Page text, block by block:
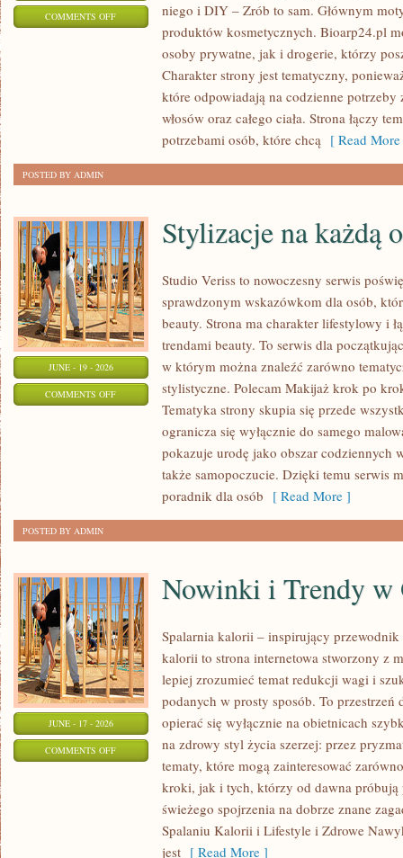
COMMENTS OFFON
niego i DIY – Zrób to sam. Głównym
produktów kosmetycznych. Bioarp24.pl
osoby prywatne, jak i drogerie, którzy
Charakter strony jest tematyczny,
które odpowiadają na codzienne potrzeby
włosów oraz całego ciała. Strona łączy
potrzebami osób, które chcą [ Read
POSTED BY ADMIN
JUNE - 19 - 2026
COMMENTS OFFON
STYLIZACJE
Stylizacje na każdą
Studio Veriss to nowoczesny serwis
sprawdzonym wskazówkom dla osób,
beauty. Strona ma charakter lifestylowy i
trendami beauty. To serwis dla
w którym można znaleźć zarówno
stylistyczne. Polecam Makijaż krok po
Tematyka strony skupia się przede
ogranicza się wyłącznie do samego
pokazuje urodę jako obszar codziennych
także samopoczucie. Dzięki temu serwis
poradnik dla osób [ Read More ]
POSTED BY ADMIN
JUNE - 17 - 2026
COMMENTS OFFON
Nowinki i Trendy w
Spalarnia kalorii – inspirujący
kalorii to strona internetowa stworzony z
lepiej zrozumieć temat redukcji wagi i
podanych w prosty sposób. To
opierać się wyłącznie na obietnicach
na zdrowy styl życia szerzej: przez
tematy, które mogą zainteresować
kroki, jak i tych, którzy od dawna
świeżego spojrzenia na dobrze znane
Spalaniu Kalorii i Lifestyle i Zdrowe
jest [ Read More ]